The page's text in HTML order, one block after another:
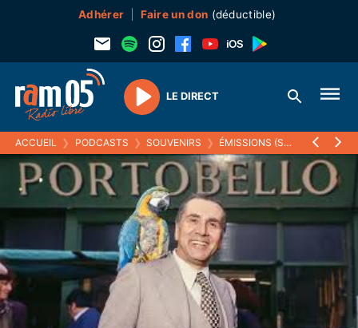
Adhérer Faire un don (déductible)
Play
LE DIRECT
ACCUEIL ❯ PODCASTS ❯ SOUVENIRS ❯ ÉMISSIONS (SOUVENIRS) ❯